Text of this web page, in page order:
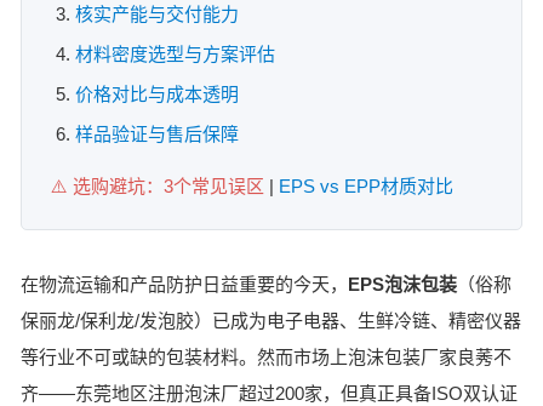
核实产能与交付能力
材料密度选型与方案评估
价格对比与成本透明
样品验证与售后保障
⚠️ 选购避坑：3个常见误区 | EPS vs EPP材质对比
在物流运输和产品防护日益重要的今天， EPS泡沫包装 （俗称
保丽龙/保利龙/发泡胶）已成为电子电器、生鲜冷链、精密仪器
等行业不可或缺的包装材料。然而市场上泡沫包装厂家良莠不
齐——东莞地区注册泡沫厂超过200家，但真正具备ISO双认证